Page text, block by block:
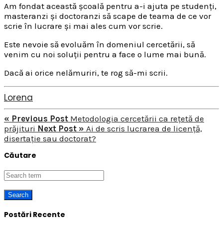
Am fondat această școală pentru a-i ajuta pe studenți,
masteranzi și doctoranzi să scape de teama de ce vor
scrie în lucrare și mai ales cum vor scrie.
Este nevoie să evoluăm în domeniul cercetării, să
venim cu noi soluții pentru a face o lume mai bună.
Dacă ai orice nelămuriri, te rog să-mi scrii.
Lorena
« Previous Post Metodologia cercetării ca rețetă de
prăjituri Next Post » Ai de scris lucrarea de licență,
disertație sau doctorat?
Căutare
Postări Recente